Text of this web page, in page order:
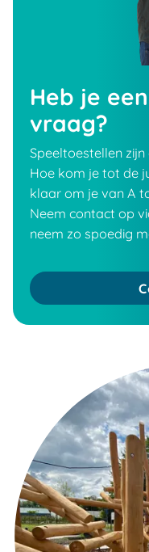
Heb je
vraag?
Speeltoestellen
Hoe kom je tot de
klaar om je van A
Neem contact op
neem zo spoedig